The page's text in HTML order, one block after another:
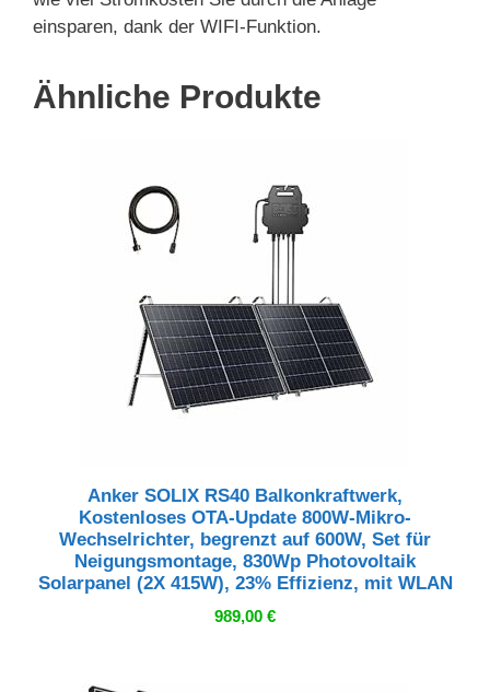
einsparen, dank der WIFI-Funktion.
Ähnliche Produkte
Anker SOLIX RS40 Balkonkraftwerk,
Kostenloses OTA-Update 800W-Mikro-
Wechselrichter, begrenzt auf 600W, Set für
Neigungsmontage, 830Wp Photovoltaik
Solarpanel (2X 415W), 23% Effizienz, mit WLAN
989,00 €